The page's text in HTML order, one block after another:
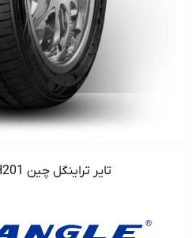
تاير تراينگل چين 235/45R18 TH201